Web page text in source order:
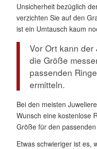
Unsicherheit bezüglich
verzichten Sie auf den
ist ein Umtausch kaum
Vor Ort kann der
die Größe
passenden
ermitteln.
Bei den meisten
Wunsch eine kostenlose
Größe für den
Etwas schwieriger ist es,